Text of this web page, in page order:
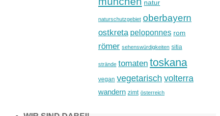
natur
naturschutzgebiet oberbayern
ostkreta peloponnes rom
römer sehenswürdigkeiten sitia
strände tomaten toskana
vegan vegetarisch volterra
wandern zimt österreich